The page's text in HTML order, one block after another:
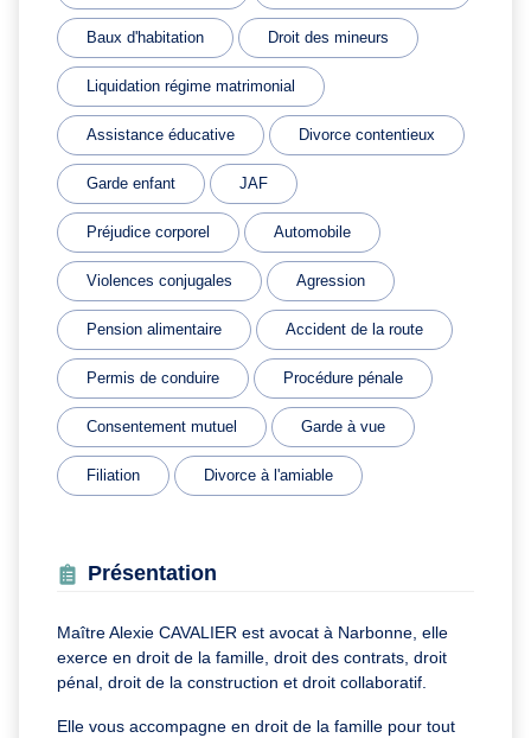
Baux d'habitation Droit des mineurs
Liquidation régime matrimonial
Assistance éducative Divorce contentieux
Garde enfant JAF
Préjudice corporel Automobile
Violences conjugales Agression
Pension alimentaire Accident de la route
Permis de conduire Procédure pénale
Consentement mutuel Garde à vue
Filiation Divorce à l'amiable
Présentation
Maître Alexie CAVALIER est avocat à Narbonne, elle
exerce en droit de la famille, droit des contrats, droit
pénal, droit de la construction et droit collaboratif.
Elle vous accompagne en droit de la famille pour tout